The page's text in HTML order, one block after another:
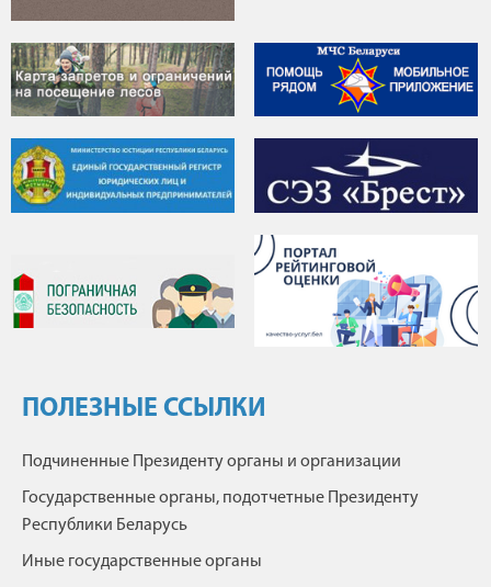
ПОЛЕЗНЫЕ ССЫЛКИ
Подчиненные Президенту органы и организации
Государственные органы, подотчетные Президенту
Республики Беларусь
Иные государственные органы